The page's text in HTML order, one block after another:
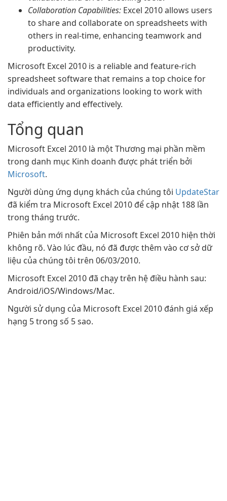
Collaboration Capabilities: Excel 2010 allows users
to share and collaborate on spreadsheets with
others in real-time, enhancing teamwork and
productivity.
Microsoft Excel 2010 is a reliable and feature-rich
spreadsheet software that remains a top choice for
individuals and organizations looking to work with
data efficiently and effectively.
Tổng quan
Microsoft Excel 2010 là một Thương mại phần mềm
trong danh mục Kinh doanh được phát triển bởi
Microsoft.
Người dùng ứng dụng khách của chúng tôi UpdateStar
đã kiểm tra Microsoft Excel 2010 để cập nhật 188 lần
trong tháng trước.
Phiên bản mới nhất của Microsoft Excel 2010 hiện thời
không rõ. Vào lúc đầu, nó đã được thêm vào cơ sở dữ
liệu của chúng tôi trên 06/03/2010.
Microsoft Excel 2010 đã chạy trên hệ điều hành sau:
Android/iOS/Windows/Mac.
Người sử dụng của Microsoft Excel 2010 đánh giá xếp
hạng 5 trong số 5 sao.